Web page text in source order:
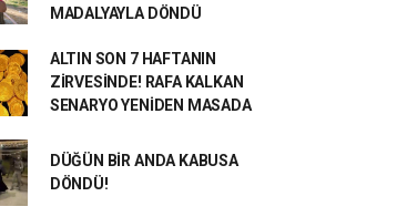
MADALYAYLA DÖNDÜ
ALTIN SON 7 HAFTANIN
ZİRVESİNDE! RAFA KALKAN
SENARYO YENİDEN MASADA
DÜĞÜN BİR ANDA KABUSA
DÖNDÜ!